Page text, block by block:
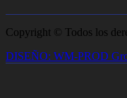
Copyright © Todos los
DISEÑO: WM-PROD